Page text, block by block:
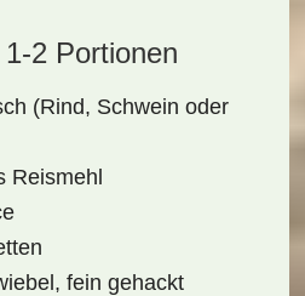
2 Portionen
(Rind, Schwein oder
Reismehl
fein gehackt